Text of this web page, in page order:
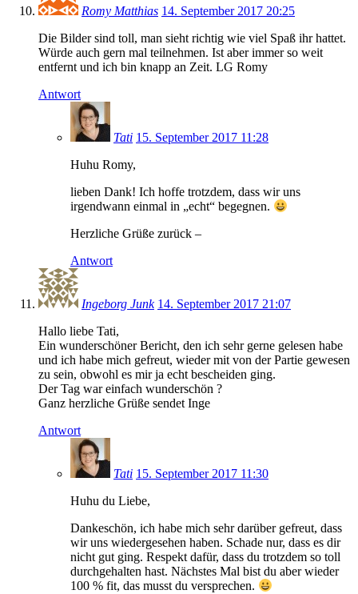
Romy Matthias 14. September 2017 20:25
Die Bilder sind toll, man sieht richtig wie viel Spaß ihr hattet.
Würde auch gern mal teilnehmen. Ist aber immer so weit
entfernt und ich bin knapp an Zeit. LG Romy
Antwort
Tati 15. September 2017 11:28
Huhu Romy,
lieben Dank! Ich hoffe trotzdem, dass wir uns
irgendwann einmal in „echt“ begegnen.
Herzliche Grüße zurück –
Antwort
Ingeborg Junk 14. September 2017 21:07
Hallo liebe Tati,
Ein wunderschöner Bericht, den ich sehr gerne gelesen habe
und ich habe mich gefreut, wieder mit von der Partie gewesen
zu sein, obwohl es mir ja echt bescheiden ging.
Der Tag war einfach wunderschön ?
Ganz herzliche Grüße sendet Inge
Antwort
Tati 15. September 2017 11:30
Huhu du Liebe,
Dankeschön, ich habe mich sehr darüber gefreut, dass
wir uns wiedergesehen haben. Schade nur, dass es dir
nicht gut ging. Respekt dafür, dass du trotzdem so toll
durchgehalten hast. Nächstes Mal bist du aber wieder
100 % fit, das musst du versprechen.